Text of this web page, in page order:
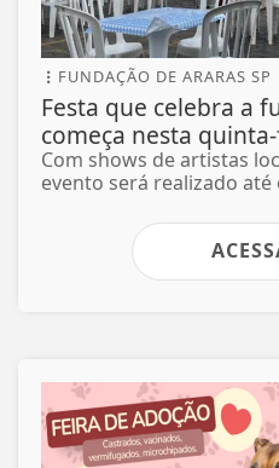
FUNDAÇÃO DE ARARAS SP
Festa que celebra a
começa nesta
Com shows de artistas
evento será realizado até